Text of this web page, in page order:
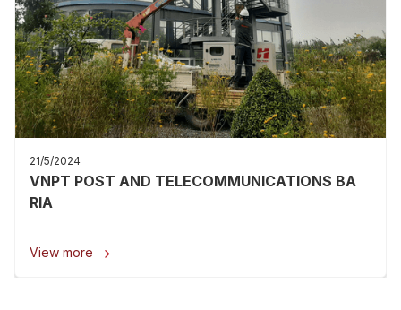
21/5/2024
VNPT POST AND TELECOMMUNICATIONS BA
RIA
View more 